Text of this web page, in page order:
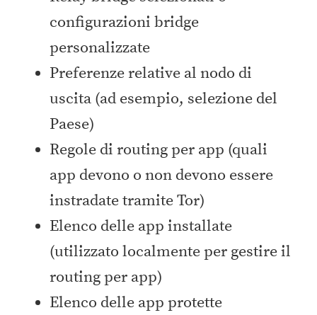
configurazioni bridge
personalizzate
Preferenze relative al nodo di
uscita (ad esempio, selezione del
Paese)
Regole di routing per app (quali
app devono o non devono essere
instradate tramite Tor)
Elenco delle app installate
(utilizzato localmente per gestire il
routing per app)
Elenco delle app protette